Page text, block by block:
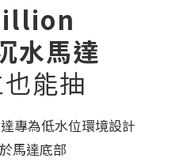
水馬達
能抽
專為低水位環境設計
馬達底部